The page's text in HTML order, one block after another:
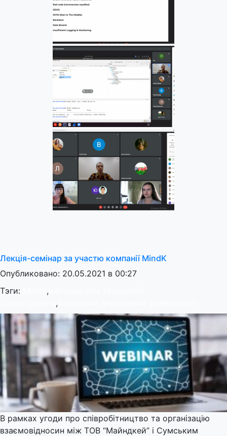
Лекція-семінар за участю компанії MindK
Опубликовано: 20.05.2021 в 00:27
Тэги:
,
,
В рамках угоди про співробітництво та організацію
взаємовідносин між ТОВ “Майндкей” і Сумським